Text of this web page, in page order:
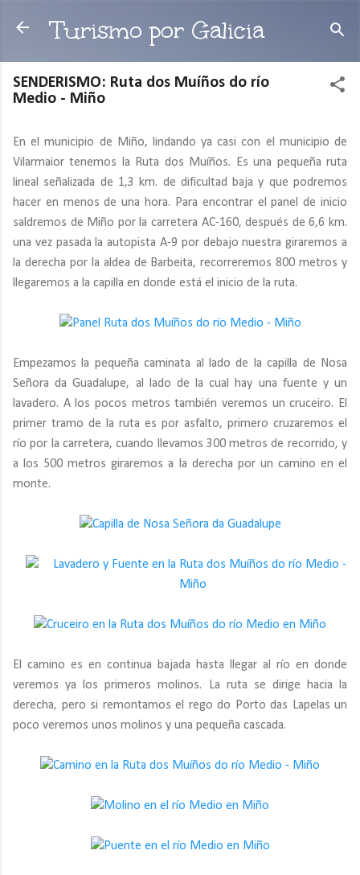
Ir al contenido principal
Turismo por Galicia
SENDERISMO: Ruta dos Muíños do río
Medio - Miño
En el municipio de Miño, lindando ya casi con el municipio de
Vilarmaior tenemos la Ruta dos Muíños. Es una pequeña ruta
lineal señalizada de 1,3 km. de dificultad baja y que podremos
hacer en menos de una hora. Para encontrar el panel de inicio
saldremos de Miño por la carretera AC-160, después de 6,6 km.
una vez pasada la autopista A-9 por debajo nuestra giraremos a
la derecha por la aldea de Barbeita, recorreremos 800 metros y
llegaremos a la capilla en donde está el inicio de la ruta.
Empezamos la pequeña caminata al lado de la capilla de Nosa
Señora da Guadalupe, al lado de la cual hay una fuente y un
lavadero. A los pocos metros también veremos un cruceiro. El
primer tramo de la ruta es por asfalto, primero cruzaremos el
río por la carretera, cuando llevamos 300 metros de recorrido, y
a los 500 metros giraremos a la derecha por un camino en el
monte.
El camino es en continua bajada hasta llegar al río en donde
veremos ya los primeros molinos. La ruta se dirige hacia la
derecha, pero si remontamos el rego do Porto das Lapelas un
poco veremos unos molinos y una pequeña cascada.